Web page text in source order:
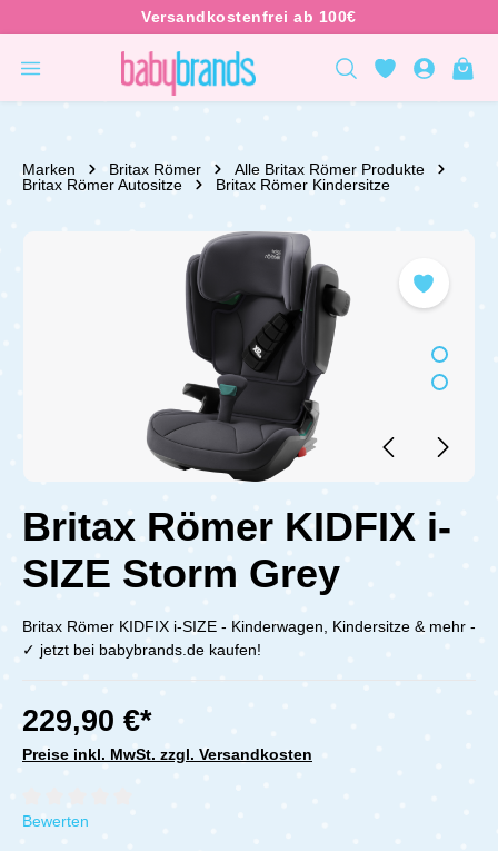
Marken Britax Römer
Alle Britax Römer Produkte
Britax Römer Autositze
Britax Römer Kindersitze
Britax Römer KIDFIX i-
SIZE Storm Grey
Britax Römer KIDFIX i-SIZE - Kinderwagen, Kindersitze & mehr -
✓ jetzt bei babybrands.de kaufen!
229,90 €*
Preise inkl. MwSt. zzgl. Versandkosten
Durchschnittliche Bewertung von 0 von 5 Sternen
Bewerten